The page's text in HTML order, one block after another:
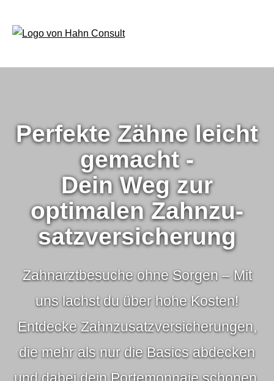
Perfekte Zähne leicht
gemacht -
Dein Weg zur
optimalen Zahn­zu­
satz­ver­si­che­rung
Zahnarztbesuche ohne Sorgen – Mit
uns lachst du über hohe Kosten!
Entdecke Zahn­zu­satz­ver­si­che­rungen,
die mehr als nur die Basics abdecken